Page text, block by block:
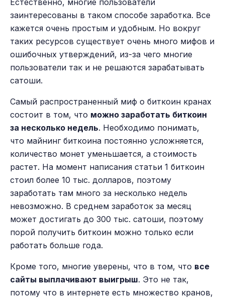
заинтересованы в таком способе заработка. Все
кажется очень простым и удобным. Но вокруг
таких ресурсов существует очень много мифов и
ошибочных утверждений, из-за чего многие
пользователи так и не решаются зарабатывать
сатоши.
Самый распространенный миф о биткоин кранах
состоит в том, что можно заработать биткоин
за несколько недель. Необходимо понимать,
что майнинг биткоина постоянно усложняется,
количество монет уменьшается, а стоимость
растет. На момент написания статьи 1 биткоин
стоил более 10 тыс. долларов, поэтому
заработать там много за несколько недель
невозможно. В среднем заработок за месяц
может достигать до 300 тыс. сатоши, поэтому
порой получить биткоин можно только если
работать больше года.
Кроме того, многие уверены, что в том, что все
сайты выплачивают выигрыш. Это не так,
потому что в интернете есть множество кранов,